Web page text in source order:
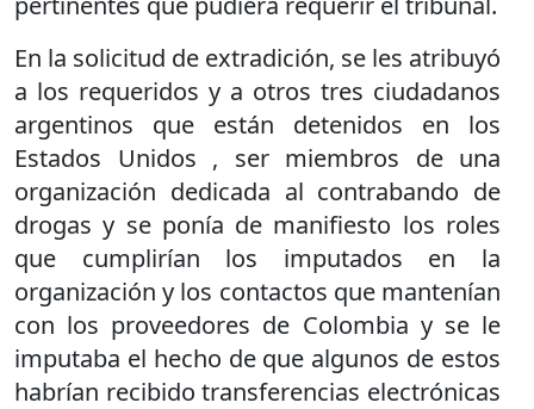
En la solicitud de extradición, se les atribuyó
a los requeridos y a otros tres ciudadanos
argentinos que están detenidos en los
Estados Unidos , ser miembros de una
organización dedicada al contrabando de
drogas y se ponía de manifiesto los roles
que cumplirían los imputados en la
organización y los contactos que mantenían
con los proveedores de Colombia y se le
imputaba el hecho de que algunos de estos
habrían recibido transferencias electrónicas